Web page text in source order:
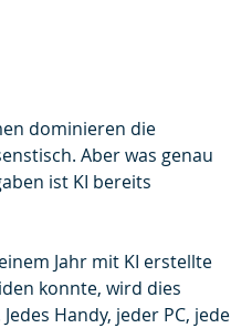
dominieren die
Aber was genau
ist KI bereits
Jahr mit KI erstellte
konnte, wird dies
Handy, jeder PC, jede